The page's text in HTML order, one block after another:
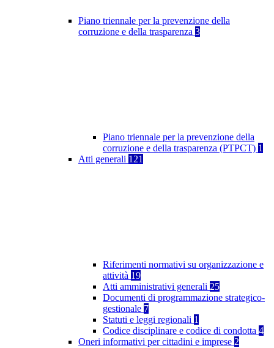
Piano triennale per la prevenzione della
corruzione e della trasparenza 3
Piano triennale per la prevenzione della
corruzione e della trasparenza (PTPCT) 1
Atti generali 121
Riferimenti normativi su organizzazione e
attività 19
Atti amministrativi generali 25
Documenti di programmazione strategico-
gestionale 7
Statuti e leggi regionali 1
Codice disciplinare e codice di condotta 4
Oneri informativi per cittadini e imprese 2